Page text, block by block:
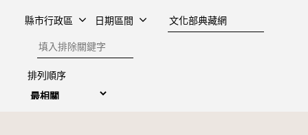
縣市行政區 日期區間
建檔單位
排除關鍵字
排列順序